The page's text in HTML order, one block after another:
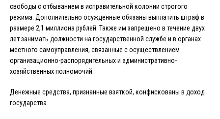
свободы с отбыванием в исправительной колонии строгого
режима. Дополнительно осужденные обязаны выплатить штраф в
размере 2,1 миллиона рублей. Также им запрещено в течение двух
лет занимать должности на государственной службе и в органах
местного самоуправления, связанные с осуществлением
организационно-распорядительных и административно-
хозяйственных полномочий.
Денежные средства, признанные взяткой, конфискованы в доход
государства.